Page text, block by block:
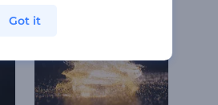
Got it